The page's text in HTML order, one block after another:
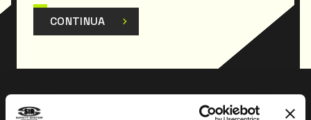
CONTINUA